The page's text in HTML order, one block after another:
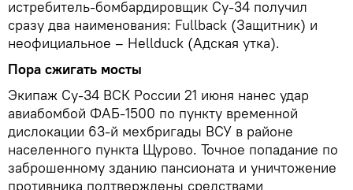
истребитель-бомбардировщик Су-34 получил
сразу два наименования: Fullback (Защитник) и
неофициальное – Неllduck (Адская утка).
Пора сжигать мосты
Экипаж Су-34 ВСК России 21 июня нанес удар
авиабомбой ФАБ-1500 по пункту временной
дислокации 63-й мехбригады ВСУ в районе
населенного пункта Щурово. Точное попадание по
заброшенному зданию пансионата и уничтожение
противника подтверждены средствами